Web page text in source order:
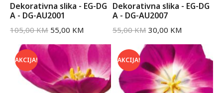
Dekorativna slika - EG-DG
A - DG-AU2001
105,00KM 55,00 KM
Dekorativna slika - EG-DG
A - DG-AU2007
55,00KM 30,00 KM
AKCIJA! AKCIJA!